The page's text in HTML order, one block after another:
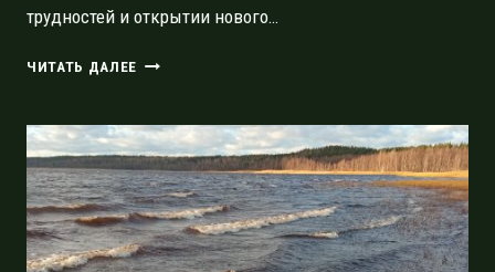
трудностей и открытии нового…
ЧИТАТЬ ДАЛЕЕ ГЛАДЫШЕВСКИЙ
ЭКОТРОПА
«ПОРОГИ
РЕКИ
ГЛАДЫШЕВКИ»